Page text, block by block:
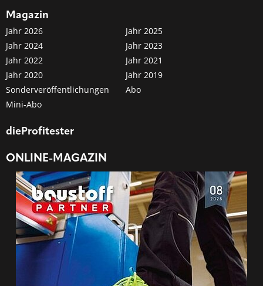
Magazin
Jahr 2026
Jahr 2025
Jahr 2024
Jahr 2023
Jahr 2022
Jahr 2021
Jahr 2020
Jahr 2019
Sonderveröffentlichungen
Abo
Mini-Abo
dieProfitester
ONLINE-MAGAZIN